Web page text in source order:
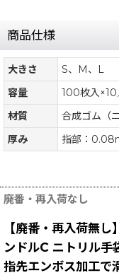
商品仕様
大きさ
S、M、L
容量
100枚入×10
材質
合成ゴム（
厚み
指部：
廃番・再入荷なし
【廃番・再入荷無
ンドルC ニトリル手
指先エンボス加工で